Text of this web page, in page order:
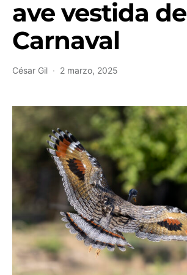
ave vestida de
Carnaval
César Gil 2 marzo, 2025